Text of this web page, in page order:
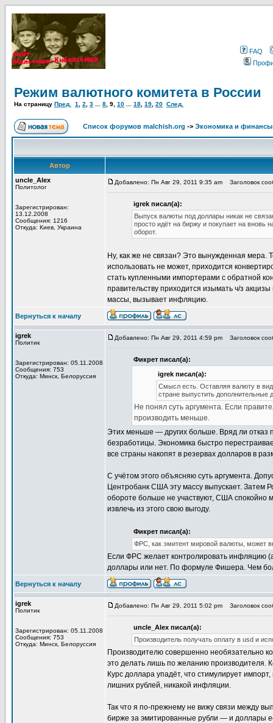
FAQ
Режим валютного комитета в России
На страницу Пред. 1 2 3 8 9 10 18 19 20 След.
Список форумов malchish.org -> Экономика и финансы
Автор
uncle_Alex
Политолог
Зарегистрирован:
13.12.2008
Сообщения: 1216
Откуда: Киев, Украина
Добавлено: Пн Авг 29, 2011 9:35 am Заголовок
igrek писал(а):
Выпуск валюты под доллары никак не
просто идёт на биржу и покупает на вновь
оборот.
Ну, как же не связан? Это вынужденная мера.
использовать не может, приходится
стать купленными импортерами с обратной
правительству приходится изымать ч/з
массы, вызывает инфляцию.
Вернуться к началу
igrek
Политик
Зарегистрирован: 05.11.2008
Сообщения: 753
Откуда: Минск, Белоруссия
Добавлено: Пн Авг 29, 2011 4:59 pm Заголовок
Фикрет писал(а):
igrek писал(а):
Смысл есть. Оставляя валюту в
стране выпустить дополнительные
Не понял суть аргумента. Если
производить меньше.
Этих меньше — других больше. Вряд ли отказ
безработицы. Экономика быстро
все страны накопят в резервах долларов в
С учётом этого объясняю суть аргумента.
Центробанк США эту массу выпускает. Затем
обороте больше не участвуют, США спокойно
извлечь из этого свою выгоду.
Фикрет писал(а):
ФРС, как эмитент мировой валюты, может
Если ФРС желает контролировать инфляцию
доллары или нет. По формуле Фишера. Чем
Вернуться к началу
igrek
Политик
Зарегистрирован: 05.11.2008
Сообщения: 753
Откуда: Минск, Белоруссия
Добавлено: Пн Авг 29, 2011 5:02 pm Заголовок
uncle_Alex писал(а):
Производитель получать оплату в usd и
Производителю совершенно необязательно
это делать лишь по желанию производителя.
Курс доллара упадёт, что стимулирует
лишних рублей, никакой инфляции.
Так что я по-прежнему не вижу связи между
бирже за эмитированные рубли — и доллары